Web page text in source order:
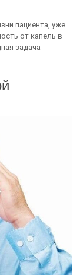
пациента, уже
от капель в
задача